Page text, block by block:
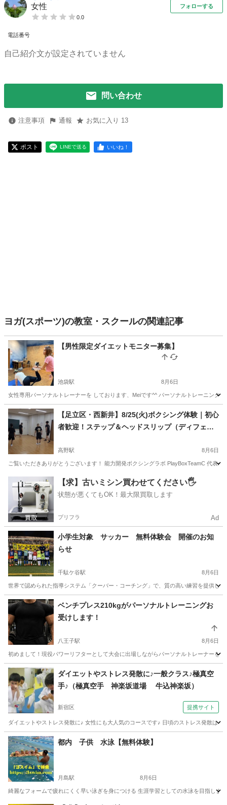
女性
0.0
フォローする
電話番号
自己紹介文が設定されていません
問い合わせ
注意事項 通報 お気に入り 13
ポスト LINEで送る いいね！
ヨガ(スポーツ)の教室・スクールの関連記事
【男性限定ダイエットモニター募集】
池袋駅 8月6日
女性専用パーソナルトレーナーを しております、Meiです^^ パーソナルトレーニング
東京 豊島区 池袋駅 スポーツ 男性向け
【足立区・西新井】8/25(火)ボクシング体験｜初心
者歓迎！ステップ＆ヘッドスリップ（ディフェン
高野駅 8月6日
ご覧いただきありがとうございます！ 能力開発ボクシングラボ PlayBoxTeamC 代表
東京 足立区 高野駅 空手/他格闘技 ディフェンス
【求】古いミシン買わせてください🖐️
状態が悪くてもOK！最大限買取します
プリフラ Ad
小学生対象 サッカー 無料体験会 開催のお知
らせ
千駄ケ谷駅 8月6日
世界で認められた指導システム「クーバー・コーチング」で、質の高い練習を提供し
東京 新宿区 千駄ケ谷駅 サッカー コーチング
ベンチプレス210kgがパーソナルトレーニングお
受けします！
八王子駅 8月6日
初めまして！現役パワーリフターとして大会に出場しながらパーソナルトレーナーを
東京 八王子市 八王子駅 スポーツ ベンチプレス
ダイエットやストレス発散に♪一般クラス♪極真空
手♪（極真空手 神楽坂道場 牛込神楽坂）
新宿区 提携サイト
ダイエットやストレス発散に♪ 女性にも大人気のコースです♪ 日頃のストレス発散は
東京 新宿区 空手/他格闘技
都内 子供 水泳【無料体験】
月島駅 8月6日
綺麗なフォームで疲れにくく早い泳ぎを身につける 生涯学習としての水泳を目指し